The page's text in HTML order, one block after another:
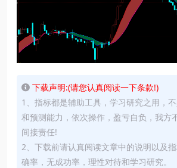
下载声明:(请您认真阅读一下条款!)
1、指标都是辅助工具，学习研究之用，
和预测能力，依次操作，盈亏自负，我方
间接责任!
2、下载前请认真阅读文章中的说明以及
确率，无成功率，理性对待和学习研究。